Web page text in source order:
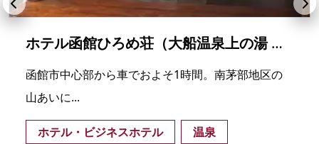
ホテル函館ひろめ荘（大船温泉上の湯 南かやべ保養センター）
函館市中心部から車でおよそ1時間。南茅部地区の
山あいに...
ホテル・ビジネスホテル
温泉